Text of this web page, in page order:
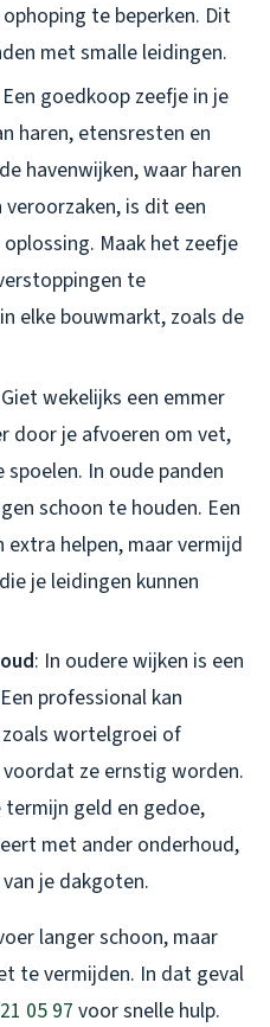
te beperken. Dit
met smalle leidingen.
goedkoop zeefje in je
haren, etensresten en
havenwijken, waar haren
veroorzaken, is dit een
Maak het zeefje
te
elke bouwmarkt, zoals de
wekelijks een emmer
door je afvoeren om vet,
In oude panden
schoon te houden. Een
extra helpen, maar vermijd
je leidingen kunnen
: In oudere wijken is een
professional kan
wortelgroei of
ze ernstig worden.
geld en gedoe,
met ander onderhoud,
je dakgoten.
langer schoon, maar
te vermijden. In dat geval
05 97voor snelle hulp.